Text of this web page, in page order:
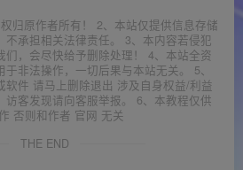
归原作者所有！ 2、本站仅提供信息存储
不承担相关法律责任。 3、本内容若侵犯
们，会尽快给予删除处理！ 4、本站全资
非法操作，一切后果与本站无关。 5、
软件 请马上删除退出 涉及自身权益/利益
访客发现请向客服举报。 6、本教程仅供
否则和作者 官网 无关
THE END